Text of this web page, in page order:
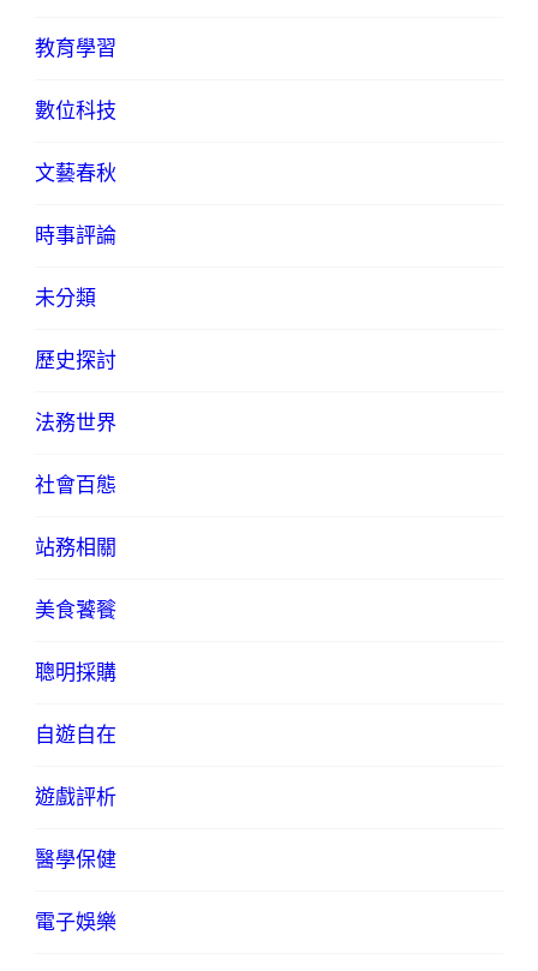
教育學習
數位科技
文藝春秋
時事評論
未分類
歷史探討
法務世界
社會百態
站務相關
美食饕餮
聰明採購
自遊自在
遊戲評析
醫學保健
電子娛樂